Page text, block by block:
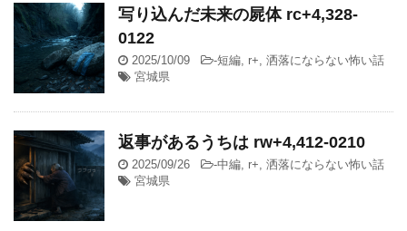
写り込んだ未来の屍体 rc+4,328-
0122
2025/10/09 -短編, r+, 洒落にならない怖い話
宮城県
返事があるうちは rw+4,412-0210
2025/09/26 -中編, r+, 洒落にならない怖い話
宮城県